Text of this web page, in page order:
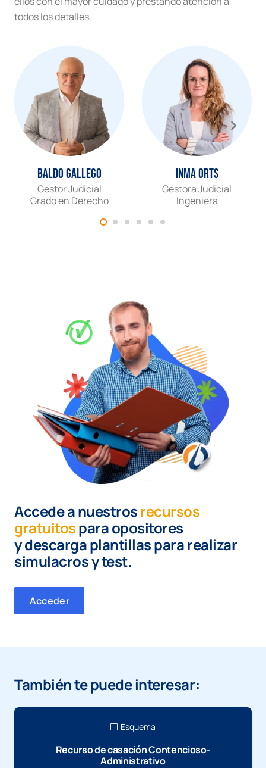
todos los detalles.
Baldo Gallego
Gestor Judicial
Grado en Derecho
Inma Orts
Gestora Judicial
Ingeniera
Accede a nuestrosrecursos
gratuitospara opositores
ydescarga plantillas para realizar
simulacros y test.
Acceder
También te puede interesar:
Esquema
Recurso de casación Contencioso-
Administrativo